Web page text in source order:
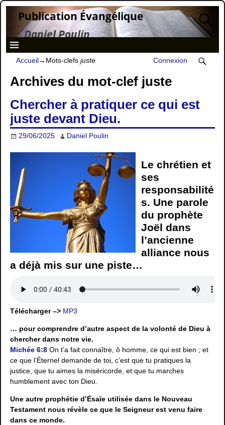
Publication Évangélique
Daniel Poulin
Accueil→Mots-clefs juste Connexion
Archives du mot-clef juste
Chercher à pratiquer ce qui est
juste devant Dieu.
29/06/2025 Daniel Poulin
Le chrétien et
ses
responsabilité
s. Une parole
du prophète
Joël dans
l’ancienne
alliance nous
a déjà mis sur une piste…
Télécharger –> MP3
… pour comprendre d’autre aspect de la volonté de Dieu à
chercher dans notre vie.
Michée 6:8 On t’a fait connaître, ô homme, ce qui est bien ; et
ce que l’Éternel demande de toi, c’est que tu pratiques la
justice, que tu aimes la miséricorde, et que tu marches
humblement avec ton Dieu.
Une autre prophétie d’Ésaïe utilisée dans le Nouveau
Testament nous révèle ce que le Seigneur est venu faire
dans ce monde.